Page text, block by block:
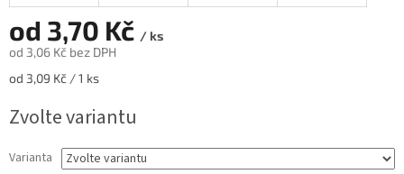
od 3,70 Kč / ks
od 3,06 Kč bez DPH
Měrná
od 3,09 Kč / 1 ks
Zvolte variantu
Varianta